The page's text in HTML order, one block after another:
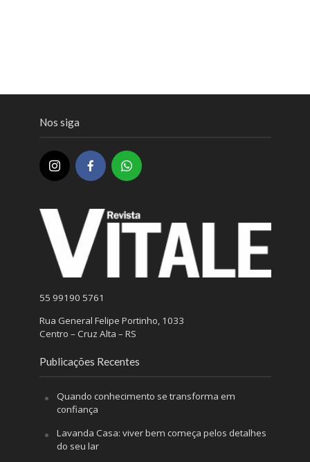
Nos siga
55 99190 5761
Rua General Felipe Portinho, 1033
Centro – Cruz Alta – RS
Publicações Recentes
Quando conhecimento se transforma em
confiança
Lavanda Casa: viver bem começa pelos detalhes
do seu lar